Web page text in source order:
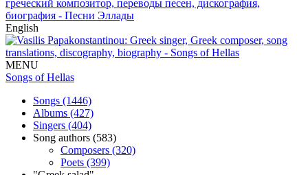
English
MENU
Songs of Hellas
Songs (1446)
Albums (427)
Singers (404)
Song authors (583)
Composers (320)
Poets (399)